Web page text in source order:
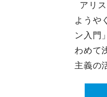
アリ
ようや
ン入門
わめて
主義の